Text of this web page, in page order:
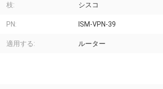
枝: シスコ
PN: ISM-VPN-39
適用する: ルーター